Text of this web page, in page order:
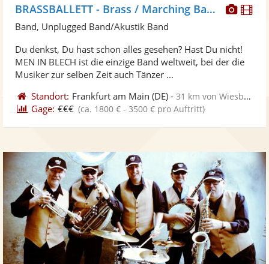
Fotos
BRASSBALLETT - Brass / Marching Band/ Walkact, Blaskapelle
Band, Unplugged Band/Akustik Band
Du denkst, Du hast schon alles gesehen? Hast Du nicht!
MEN IN BLECH ist die einzige Band weltweit, bei der die
Musiker zur selben Zeit auch Tänzer ...
Standort: Frankfurt am Main (DE) -31 km von Wiesbaden
Gage: €€€ (ca. 1800 € - 3500 € pro Auftritt)